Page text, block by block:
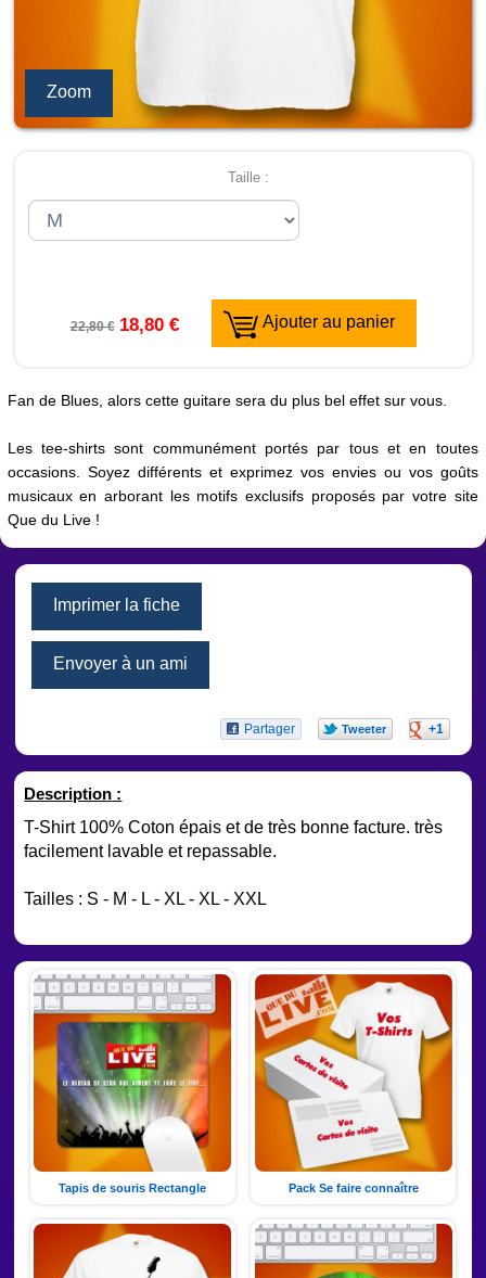
Zoom
Taille :
22,80 € 18,80 € Ajouter au panier
Fan de Blues, alors cette guitare sera du plus bel effet sur vous.
Les tee-shirts sont communément portés par tous et en toutes
occasions. Soyez différents et exprimez vos envies ou vos goûts
musicaux en arborant les motifs exclusifs proposés par votre site
Que du Live !
Imprimer la fiche
Envoyer à un ami
Partager Tweeter +1
Description :
T-Shirt 100% Coton épais et de très bonne facture. très
facilement lavable et repassable.
Tailles : S - M - L - XL - XL - XXL
Tapis de souris Rectangle Pack Se faire connaître